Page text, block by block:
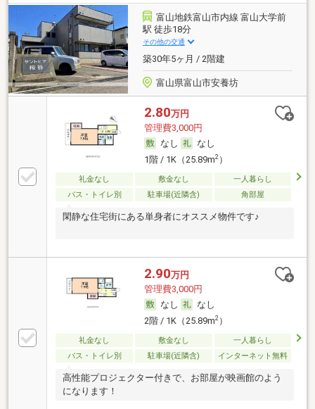
富山地鉄富山市内線 富山大学前
駅 徒歩18分
その他の交通
築30年5ヶ月 / 2階建
富山県富山市安養坊
2.80万円
管理費3,000円
なし
なし
1階 / 1K（25.89m2）
礼金なし 敷金なし
一人暮らし
バス・トイレ別
駐車場(近隣含) 角部屋
閑静な住宅街にある単身者にオススメ物件です♪
2.90万円
管理費3,000円
なし
なし
2階 / 1K（25.89m2）
礼金なし 敷金なし
一人暮らし
バス・トイレ別
駐車場(近隣含) インターネット無料
高性能プロジェクター付きで、お部屋が映画館のよう
になります！